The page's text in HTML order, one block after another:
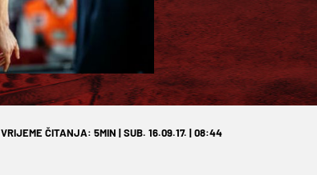
VRIJEME ČITANJA: 5MIN | SUB. 16.09.17. | 08:44